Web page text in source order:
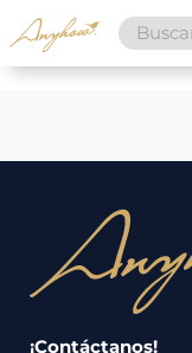
Search
for:
¡Contáctanos!
Nosotros
Servicios
Catálogo
Regalos